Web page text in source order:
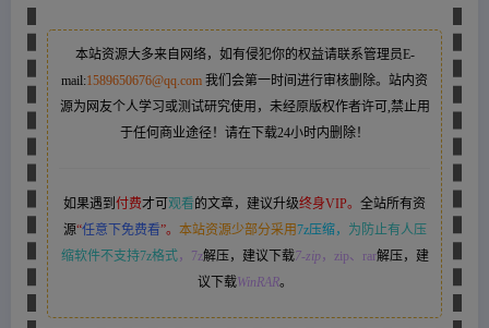
本站资源大多来自网络，如有侵犯你的权益请联系管理员E-
mail:1589650676@qq.com 我们会第一时间进行审核删除。站内资
源为网友个人学习或测试研究使用，未经原版权作者许可,禁止用
于任何商业途径！请在下载24小时内删除！
如果遇到 付费才可 观看 的文章，建议升级终身VIP。 全站所有资
源“任意下免费看”。 本站资源少部分采用7z压缩，
为防止有人压
缩软件不支持7z格式，7z解压，建议下载7-zip，zip、rar解压，建
议下载WinRAR。